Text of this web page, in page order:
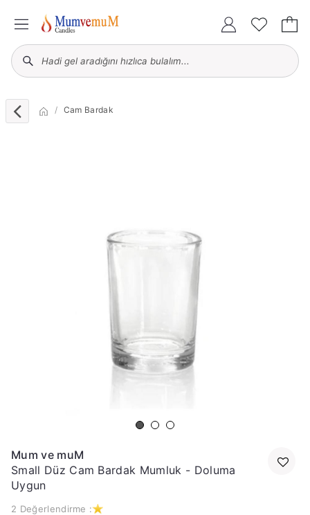
Cam Bardak
Mum ve muM
Small Düz Cam Bardak Mumluk - Doluma
Uygun
2 Değerlendirme :